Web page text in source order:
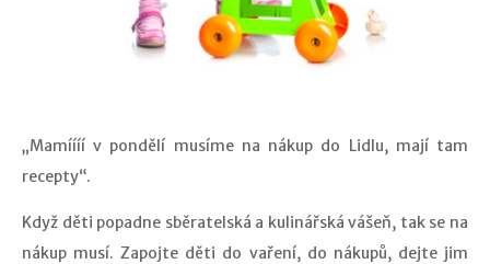
„Mamíííí v pondělí musíme na nákup do Lidlu, mají tam
recepty“.
Když děti popadne sběratelská a kulinářská vášeň, tak se na
nákup musí. Zapojte děti do vaření, do nákupů, dejte jim